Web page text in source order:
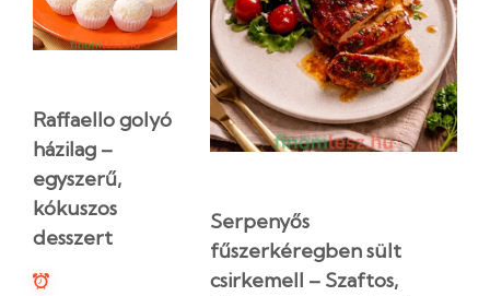
Raffaello golyó
házilag –
egyszerű,
kókuszos
desszert
Serpenyős
fűszerkéregben sült
csirkemell – Szaftos,